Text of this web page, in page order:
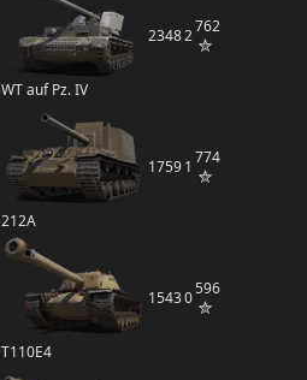
WT auf Pz. IV
23482762
212А
17591 774
T110E4
15430596